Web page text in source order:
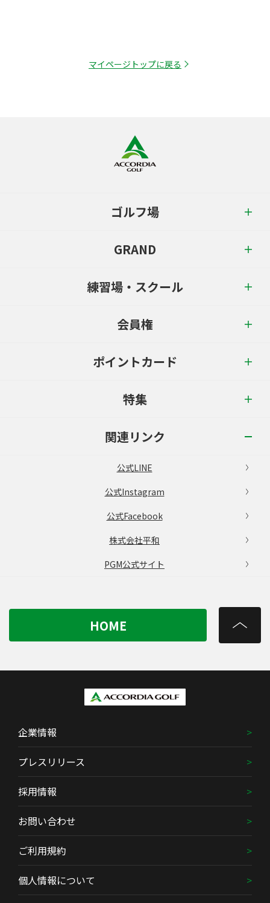
マイページトップに戻る
ゴルフ場
GRAND
練習場・スクール
会員権
ポイントカード
特集
関連リンク
公式LINE
公式Instagram
公式Facebook
株式会社平和
PGM公式サイト
HOME
企業情報
プレスリリース
採用情報
お問い合わせ
ご利用規約
個人情報について